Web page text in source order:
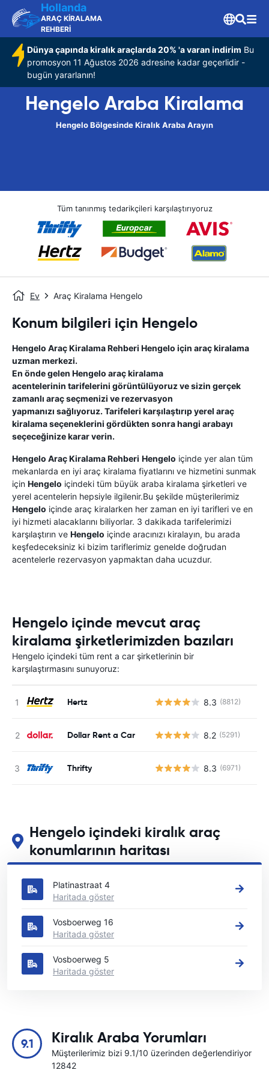
Hollanda
ARAÇ KİRALAMA
REHBERİ
Dünya çapında kiralık araçlarda 20% 'a varan indirim Bu
promosyon 11 Ağustos 2026 adresine kadar geçerlidir -
bugün yararlanın!
Hengelo Araba Kiralama
Hengelo Bölgesinde Kiralık Araba Arayın
Tüm tanınmış tedarikçileri karşılaştırıyoruz
Ev Araç Kiralama Hengelo
Konum bilgileri için Hengelo
Hengelo Araç Kiralama Rehberi Hengelo için araç kiralama
uzman merkezi.
En önde gelen Hengelo araç kiralama
acentelerinin tarifelerini görüntülüyoruz ve sizin gerçek
zamanlı araç seçmenizi ve rezervasyon
yapmanızı sağlıyoruz. Tarifeleri karşılaştırıp yerel araç
kiralama seçeneklerini gördükten sonra hangi arabayı
seçeceğinize karar verin.
Hengelo Araç Kiralama Rehberi Hengelo içinde yer alan tüm
mekanlarda en iyi araç kiralama fiyatlarını ve hizmetini sunmak
için Hengelo içindeki tüm büyük araba kiralama şirketleri ve
yerel acentelerin hepsiyle ilgilenir.Bu şekilde müşterilerimiz
Hengelo içinde araç kiralarken her zaman en iyi tarifleri ve en
iyi hizmeti alacaklarını biliyorlar. 3 dakikada tarifelerimizi
karşılaştırın ve Hengelo içinde aracınızı kiralayın, bu arada
keşfedeceksiniz ki bizim tariflerimiz genelde doğrudan
acentelerle rezervasyon yapmaktan daha ucuzdur.
Hengelo içinde mevcut araç
kiralama şirketlerimizden bazıları
Hengelo içindeki tüm rent a car şirketlerinin bir
karşılaştırmasını sunuyoruz:
Hertz 8.3 (8812)
Dollar Rent a Car 8.2 (5291)
Thrifty 8.3 (6971)
Hengelo içindeki kiralık araç
konumlarının haritası
Hengelo içindeki başlıca araç kiralama yerlerimizi görün
Platinastraat 4
Haritada göster
Vosboerweg 16
Haritada göster
Vosboerweg 5
Haritada göster
9.1 Kiralık Araba Yorumları
Müşterilerimiz bizi 9.1/10 üzerinden değerlendiriyor
12842